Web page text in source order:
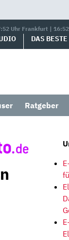
Uhr Frankfurt |
DAS BESTE
Ratgeber